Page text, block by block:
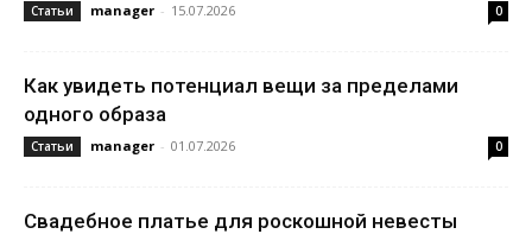
Статьи manager - 15.07.2026 0
Как увидеть потенциал вещи за пределами
одного образа
Статьи manager - 01.07.2026 0
Свадебное платье для роскошной невесты